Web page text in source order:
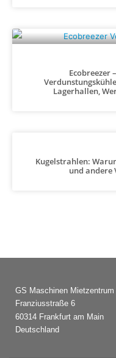
Ecobreezer
Lagerhallen,
Kugelstrahlen:
und andere
GS Maschinen Mietzentrum
Franziusstraße 6
60314 Frankfurt am Main
Deutschland